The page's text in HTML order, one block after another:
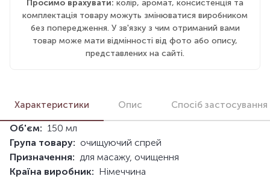
Просимо врахувати: колір, аромат, консистенція та
комплектація товару можуть змінюватися виробником
без попередження. У зв'язку з чим отриманий вами
товар може мати відмінності від фото або опису,
представлених на сайті.
Характеристики Опис Спосіб застосування
Об'єм: 150 мл
Група товару: очищуючий спрей
Призначення: для масажу, очищення
Країна виробник: Німеччина